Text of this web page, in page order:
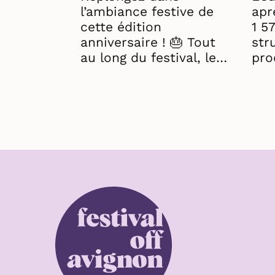
l’ambiance festive de
cette édition
anniversaire ! 🎂 Tout
au long du festival, les
immense merci à
60ᵉ édition. 💛 Bon
visionnage ! 🍿
Aftermovie © Jean-
Paul Abjean Salcedo
(hirohume.com)
1
et
✨